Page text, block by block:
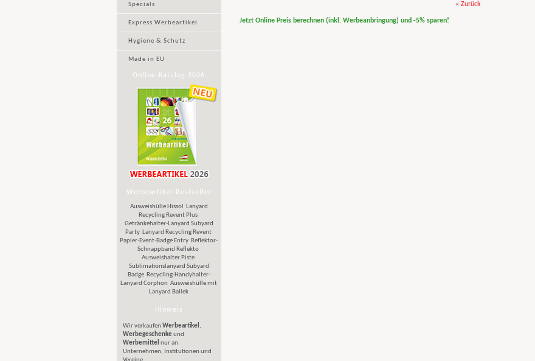
Specials
Express Werbeartikel
Hygiene & Schutz
Made in EU
Online-Katalog 2026
Werbeartikel-Bestseller
Ausweishülle Hissol
Lanyard
Recycling Revent Plus
Getränkehalter-Lanyard Subyard
Party Lanyard Recycling Revent
Papier-Event-Badge Entry Reflektor-
Schnappband Reflekto
Ausweishalter Piste
Sublimationslanyard Subyard
Badge Recycling-Handyhalter-
Lanyard Corphon Ausweishülle mit
Lanyard Ballek
Hinweis
Wir verkaufen Werbeartikel ,
Werbegeschenkeund
Werbemittel nur an
Unternehmen, Institutionen und
Jetzt Online Preis berechnen (inkl. Werbeanbringung) und -5% sparen!
« Zurück